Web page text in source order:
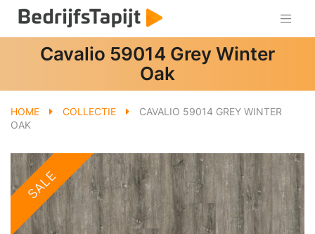
Cavalio 59014 Grey Winter
Oak
HOME COLLECTIE
CAVALIO 59014 GREY WINTER
OAK
SALE